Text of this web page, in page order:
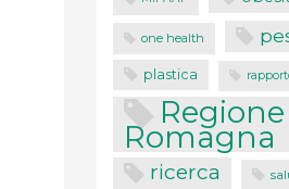
one health
plastica
Romagna
ricerca